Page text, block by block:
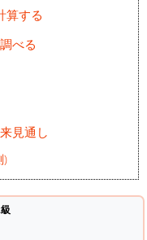
算する
べる
見通し
)